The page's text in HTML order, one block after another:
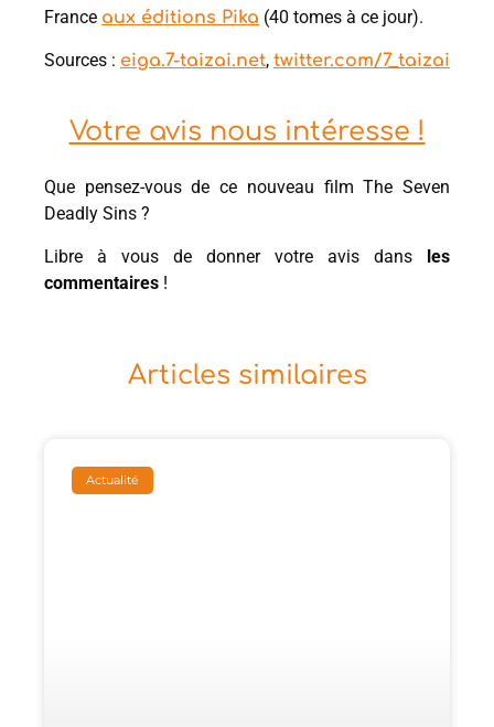
France aux éditions Pika (40 tomes à ce jour).
Sources : eiga.7-taizai.net, twitter.com/7_taizai
Votre avis nous intéresse !
Que pensez-vous de ce nouveau film The Seven
Deadly Sins ?
Libre à vous de donner votre avis dans
les
commentaires !
Articles similaires
Actualité